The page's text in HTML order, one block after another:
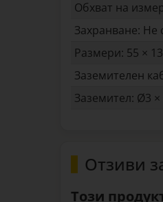
Обхват на
Захранване: Не
Размери: 55 ×
Заземителен
Заземител: Ø3
Отзиви
Този